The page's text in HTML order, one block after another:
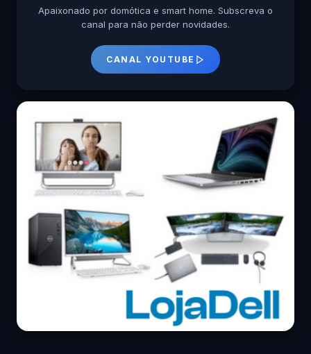
Apaixonado por domótica e smart home. Subscreva o
canal para não perder novidades.
CANAL YOUTUBE